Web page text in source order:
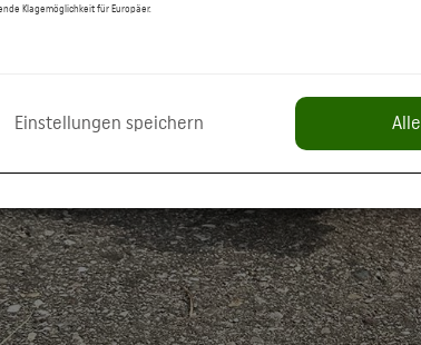
https://policies.google.com/privacy
Klagemöglichkeit für Europäer.
Einstellungen speichern